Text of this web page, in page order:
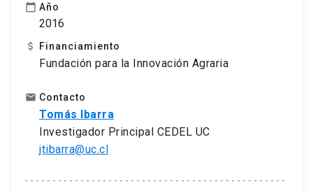
calendar_today Año
2016
attach_money Financiamiento
Fundación para la Innovación Agraria
email Contacto
Tomás Ibarra
Investigador Principal CEDEL UC
jtibarra@uc.cl